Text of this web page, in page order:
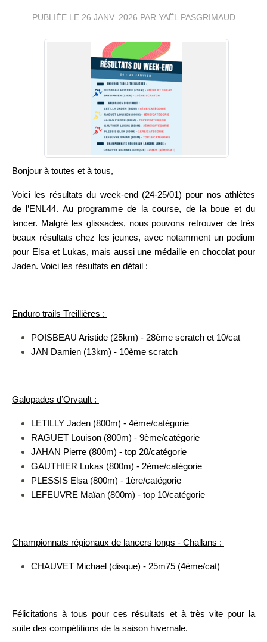
PUBLIÉE LE 26 JANV. 2026 PAR YAËL PASGRIMAUD
Bonjour à toutes et à tous,
Voici les résultats du week-end (24-25/01) pour nos athlètes
de l’ENL44. Au programme de la course, de la boue et du
lancer. Malgré les glissades, nous pouvons retrouver de très
beaux résultats chez les jeunes, avec notamment un podium
pour Elsa et Lukas, mais aussi une médaille en chocolat pour
Jaden. Voici les résultats en détail :
Enduro trails Treillières :
POISBEAU Aristide (25km) - 28ème scratch et 10/cat
JAN Damien (13km) - 10ème scratch
Galopades d’Orvault :
LETILLY Jaden (800m) - 4ème/catégorie
RAGUET Louison (800m) - 9ème/catégorie
JAHAN Pierre (800m) - top 20/catégorie
GAUTHIER Lukas (800m) - 2ème/catégorie
PLESSIS Elsa (800m) - 1ère/catégorie
LEFEUVRE Maïan (800m) - top 10/catégorie
Championnats régionaux de lancers longs - Challans :
CHAUVET Michael (disque) - 25m75 (4ème/cat)
Félicitations à tous pour ces résultats et à très vite pour la
suite des compétitions de la saison hivernale.